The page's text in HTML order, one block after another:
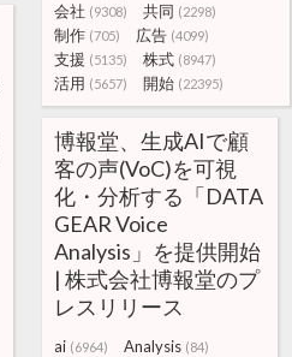
会社 (9308) 共同 (2298)
制作 (705) 広告 (4099)
支援 (5135) 株式 (8947)
活用 (5657) 開始 (22395)
博報堂、生成AIで顧
客の声(VoC)を可視
化・分析する「DATA
GEAR Voice
Analysis」を提供開始
| 株式会社博報堂のプ
レスリリース
ai (6964) Analysis (84)